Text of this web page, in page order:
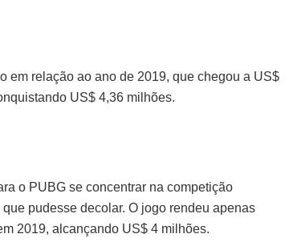
em relação ao ano de 2019, que chegou a US$
US$ 4,36 milhões.
o PUBG se concentrar na competição
pudesse decolar. O jogo rendeu apenas
2019, alcançando US$ 4 milhões.